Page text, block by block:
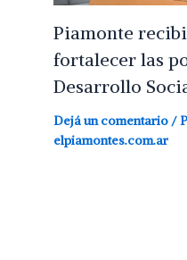
Piamonte
fortalecer las
Desarrollo
Dejá un comentario /
elpiamontes.com.ar